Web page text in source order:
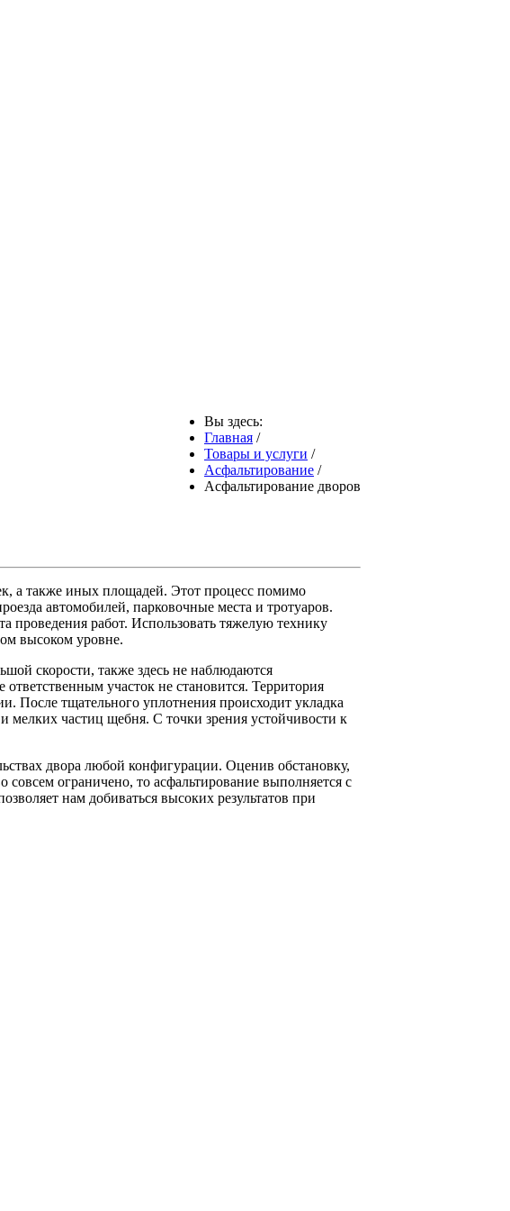
Вы здесь:
Главная /
Товары и услуги /
Асфальтирование /
Асфальтирование дворов
а также иных площадей. Этот процесс помимо
автомобилей, парковочные места и тротуаров.
проведения работ. Использовать тяжелую технику
высоком уровне.
скорости, также здесь не наблюдаются
участок не становится. Территория
После тщательного уплотнения происходит укладка
мелких частиц щебня. С точки зрения устойчивости к
двора любой конфигурации. Оценив обстановку,
ограничено, то асфальтирование выполняется с
нам добиваться высоких результатов при